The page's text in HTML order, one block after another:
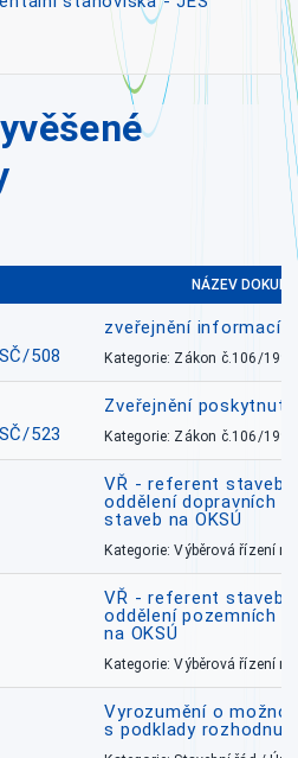
NÁZEV
508
zveřejnění informací
Kategorie: Zákon č.106/1999
523
Zveřejnění
Kategorie: Zákon č.106/1999
VŘ - referent
oddělení dopravních
staveb na OKSÚ
Kategorie: Výběrová řízení
VŘ - referent
oddělení pozemních
na OKSÚ
Kategorie: Výběrová řízení
Vyrozumění o
s podklady rozhodnutí